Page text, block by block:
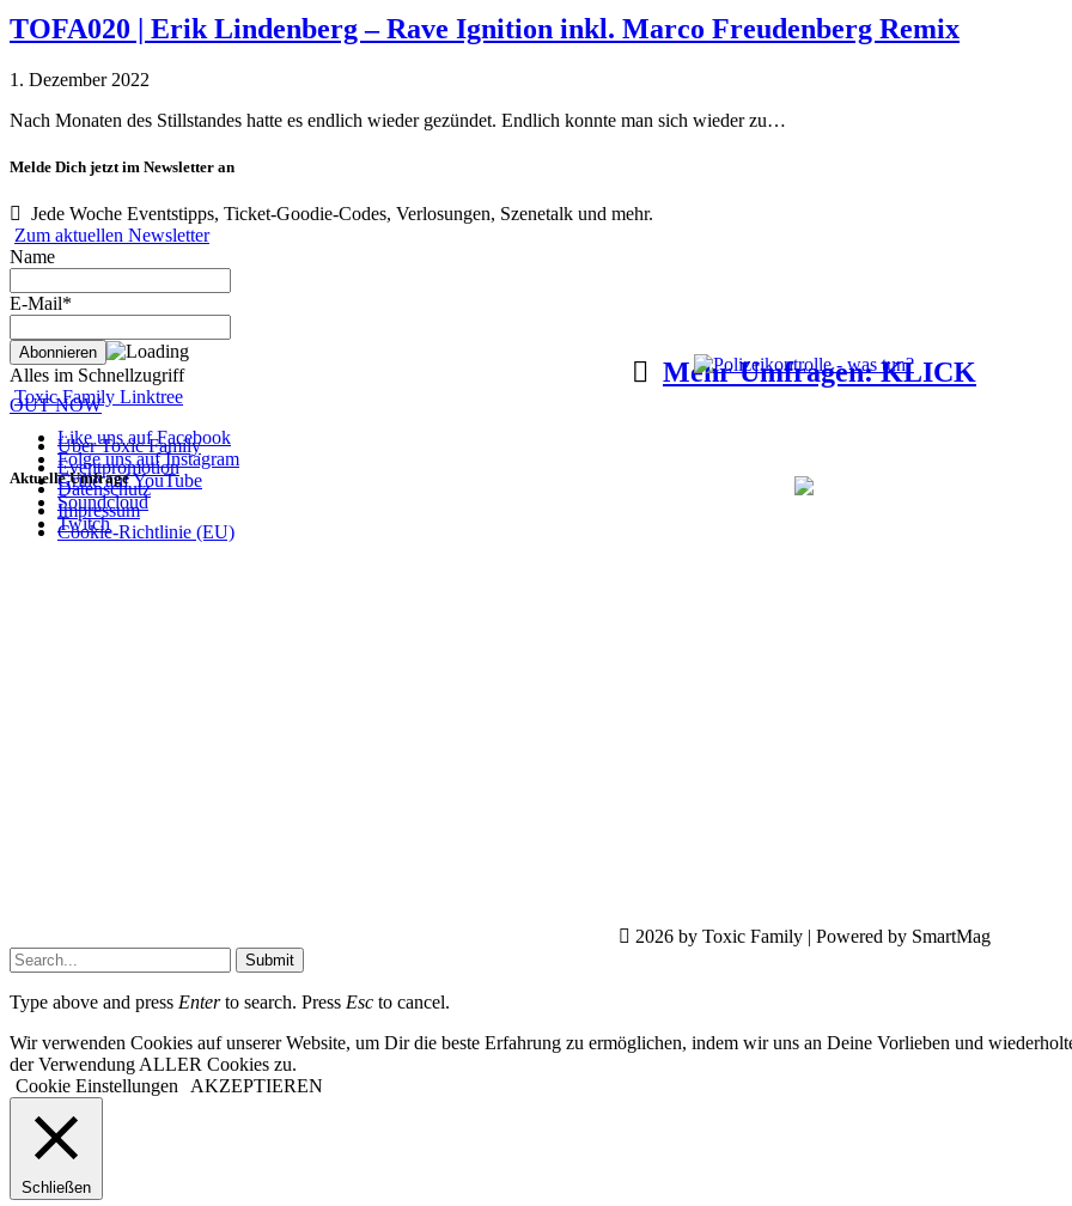
TOFA020 | Erik Lindenberg – Rave Ignition inkl. Marco Freudenberg Remix
1. Dezember 2022
Nach Monaten des Stillstandes hatte es endlich wieder gezündet. Endlich konnte man sich wieder zu…
Melde Dich jetzt im Newsletter an
Jede Woche Eventstipps, Ticket-Goodie-Codes, Verlosungen, Szenetalk und mehr.
Zum aktuellen Newsletter
Name
E-Mail*
Alles im Schnellzugriff
Toxic Family Linktree
Like uns auf Facebook
Folge uns auf Instagram
Grille auf YouTube
Soundcloud
Twitch
Aktuelle Umfrage
Mehr Umfragen: KLICK
OUT NOW
Über Toxic Family
Eventpromotion
Datenschutz
Impressum
Cookie-Richtlinie (EU)
2026 by Toxic Family | Powered by SmartMag
Submit
Type above and press Enterto search. Press Esc to cancel.
Wir verwenden Cookies auf unserer Website, um Dir die beste Erfahrung zu ermöglichen, indem wir uns an Deine Vorlieben und
der Verwendung ALLER Cookies zu.
Cookie Einstellungen
AKZEPTIEREN
Schließen